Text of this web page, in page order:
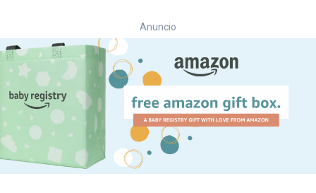
Anuncio